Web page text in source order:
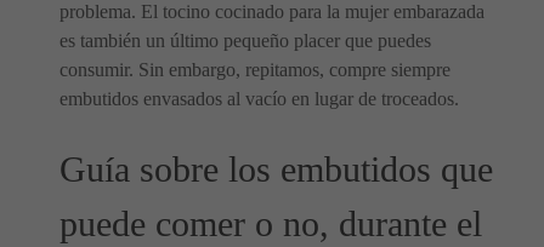
problema. El tocino cocinado para la mujer embarazada
es también un último pequeño placer que puedes
consumir. Sin embargo, repitamos, compre siempre
embutidos envasados al vacío en lugar de troceados.
Guía sobre los embutidos que
puede comer o no, durante el